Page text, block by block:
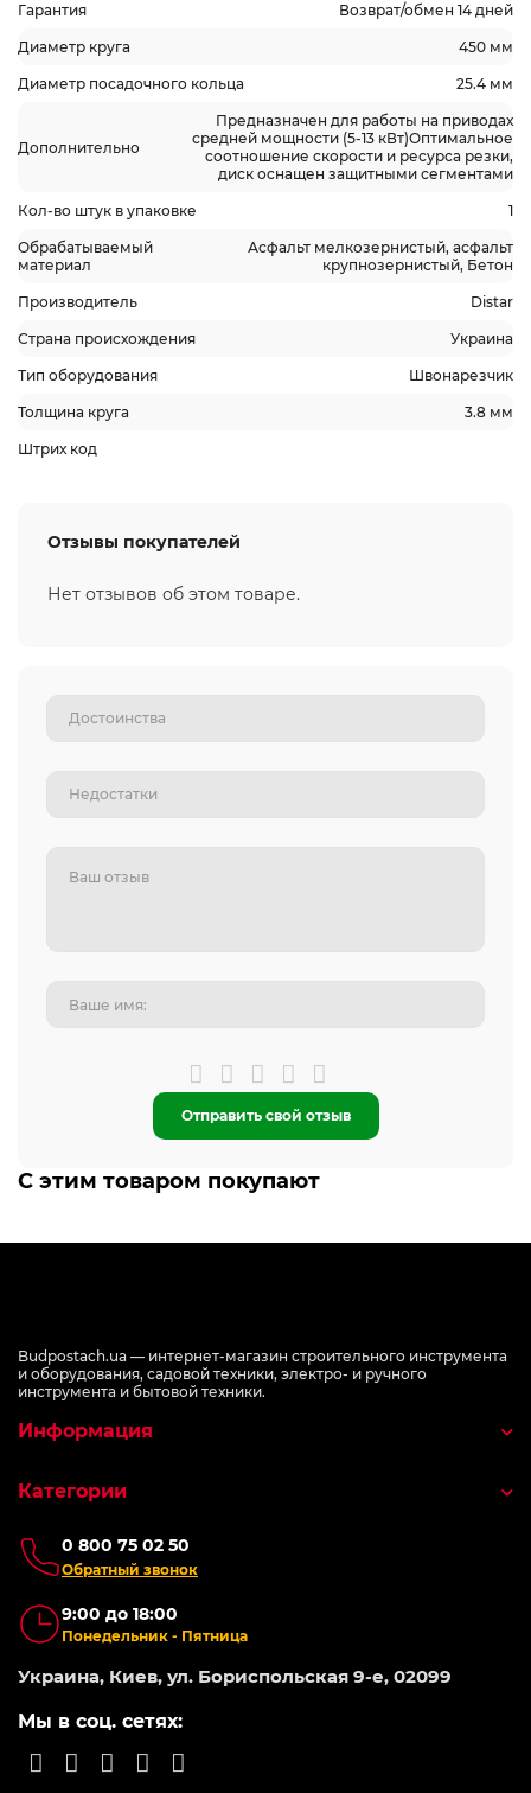
Гарантия Возврат/обмен 14 дней
Диаметр круга 450 мм
Диаметр посадочного кольца 25.4 мм
Дополнительно
Предназначен для работы на приводах
средней мощности (5-13 кВт)Оптимальное
соотношение скорости и ресурса резки,
диск оснащен защитными сегментами
Кол-во штук в упаковке 1
Обрабатываемый
материал
Асфальт мелкозернистый, асфальт
крупнозернистый, Бетон
Производитель Distar
Страна происхождения Украина
Тип оборудования Швонарезчик
Толщина круга 3.8 мм
Штрих код
Отзывы покупателей
Нет отзывов об этом товаре.
Отправить свой отзыв
С этим товаром покупают
Budpostach.ua — интернет-магазин строительного инструмента
и оборудования, садовой техники, электро- и ручного
инструмента и бытовой техники.
0 800 75 02 50
Обратный звонок
9:00 до 18:00
Понедельник - Пятница
Украина, Киев, ул. Бориспольская 9-е, 02099
Мы в соц. сетях:
Информация
Категории